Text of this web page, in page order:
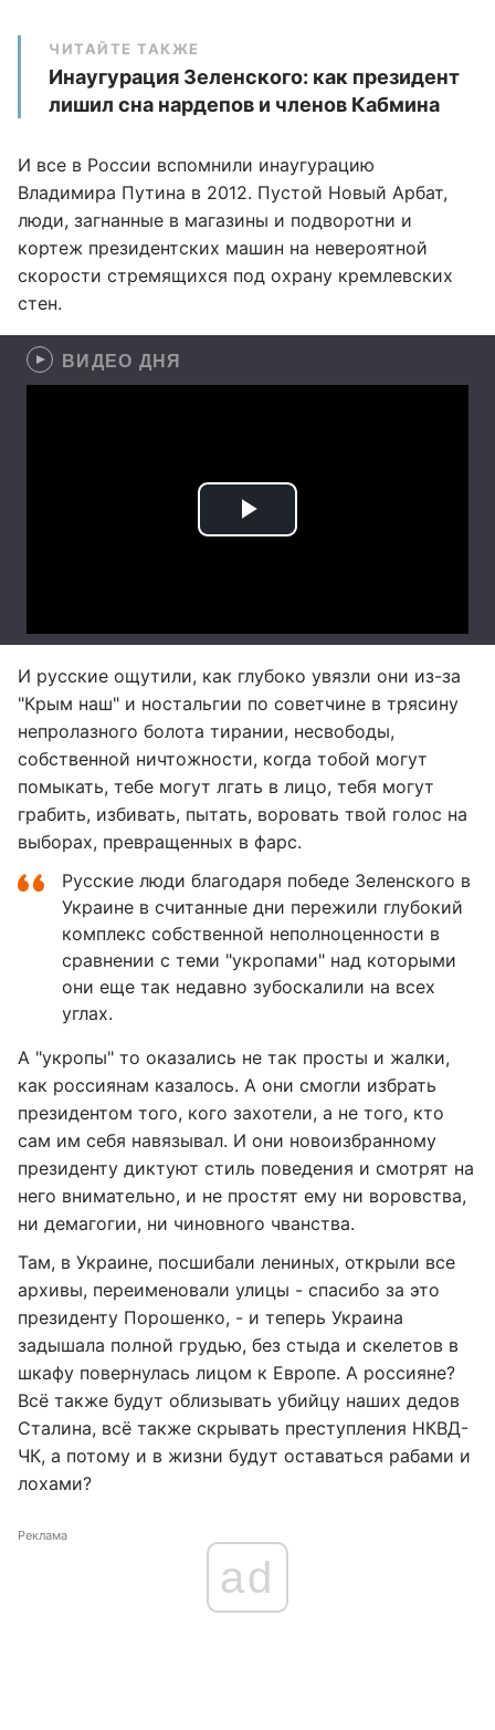
ЧИТАЙТЕ ТАКЖЕ
Инаугурация Зеленского: как президент
лишил сна нардепов и членов Кабмина
И все в России вспомнили инаугурацию
Владимира Путина в 2012. Пустой Новый Арбат,
люди, загнанные в магазины и подворотни и
кортеж президентских машин на невероятной
скорости стремящихся под охрану кремлевских
стен.
ВИДЕО ДНЯ
И русские ощутили, как глубоко увязли они из-за
"Крым наш" и ностальгии по советчине в трясину
непролазного болота тирании, несвободы,
собственной ничтожности, когда тобой могут
помыкать, тебе могут лгать в лицо, тебя могут
грабить, избивать, пытать, воровать твой голос на
выборах, превращенных в фарс.
Русские люди благодаря победе Зеленского в
Украине в считанные дни пережили глубокий
комплекс собственной неполноценности в
сравнении с теми "укропами" над которыми
они еще так недавно зубоскалили на всех
углах.
А "укропы" то оказались не так просты и жалки,
как россиянам казалось. А они смогли избрать
президентом того, кого захотели, а не того, кто
сам им себя навязывал. И они новоизбранному
президенту диктуют стиль поведения и смотрят на
него внимательно, и не простят ему ни воровства,
ни демагогии, ни чиновного чванства.
Там, в Украине, посшибали лениных, открыли все
архивы, переименовали улицы - спасибо за это
президенту Порошенко, - и теперь Украина
задышала полной грудью, без стыда и скелетов в
шкафу повернулась лицом к Европе. А россияне?
Всё также будут облизывать убийцу наших дедов
Сталина, всё также скрывать преступления НКВД-
ЧК, а потому и в жизни будут оставаться рабами и
лохами?
Реклама
ad